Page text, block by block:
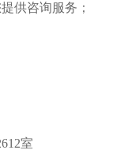
供咨询服务；
室